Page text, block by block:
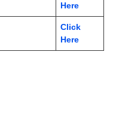
Here
Click
Here